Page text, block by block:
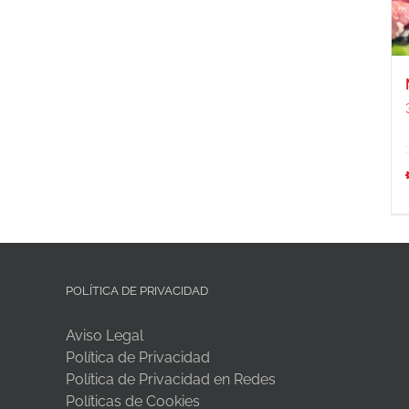
POLÍTICA DE PRIVACIDAD
Aviso Legal
Política de Privacidad
Política de Privacidad en Redes
Políticas de Cookies